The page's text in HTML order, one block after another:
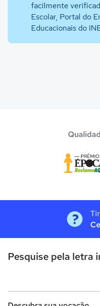
facilmente
Escolar, Portal do
Educacionais do
Pesquise pela letra